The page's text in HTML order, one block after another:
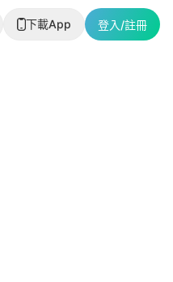
下載App 登入/註冊